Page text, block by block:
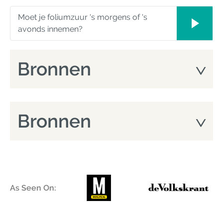
Moet je foliumzuur 's morgens of 's
avonds innemen?
Bronnen
Bronnen
As Seen On: